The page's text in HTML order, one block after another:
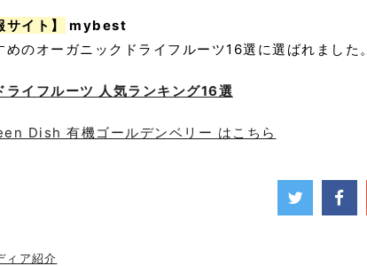
サイト】
mybest
めのオーガニックドライフルーツ16選に選ばれました。
ライフルーツ 人気ランキング16選
Dish 有機ゴールデンベリー はこちら
ィア紹介